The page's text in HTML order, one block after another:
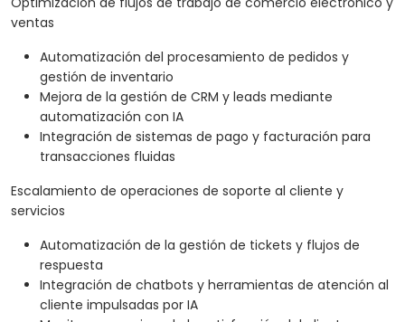
ventas
Automatización del procesamiento de pedidos y
gestión de inventario
Mejora de la gestión de CRM y leads mediante
automatización con IA
Integración de sistemas de pago y facturación para
transacciones fluidas
Escalamiento de operaciones de soporte al cliente y
servicios
Automatización de la gestión de tickets y flujos de
respuesta
Integración de chatbots y herramientas de atención al
cliente impulsadas por IA